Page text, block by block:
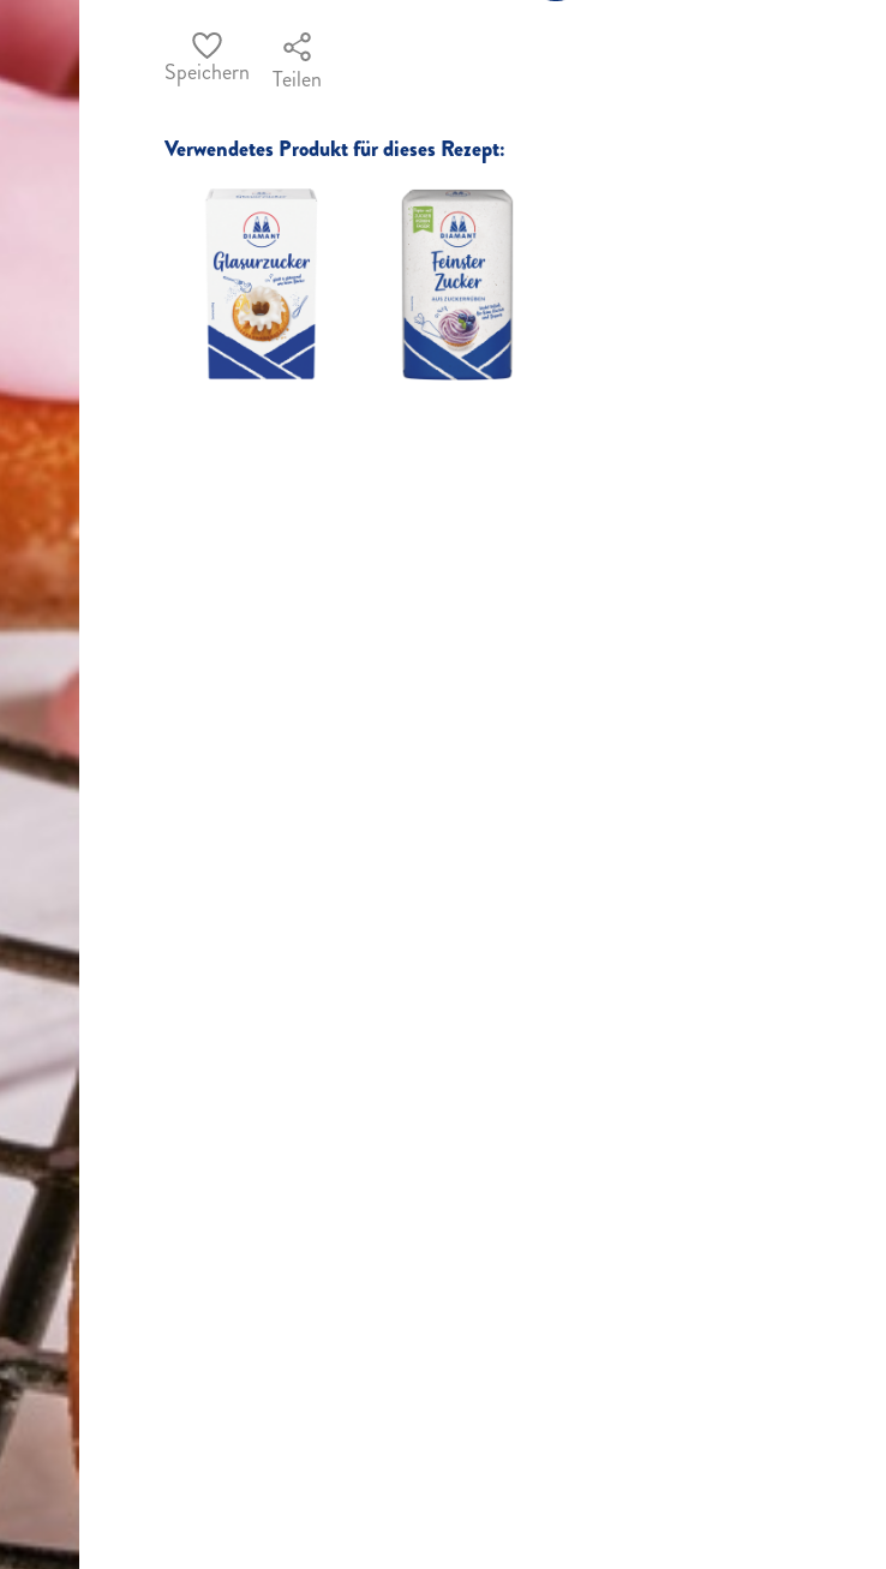
Speichern Teilen
Verwendetes Produkt für dieses Rezept: